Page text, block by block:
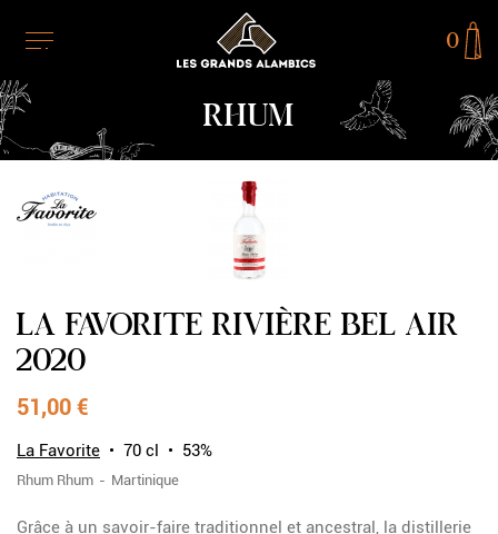
0
RHUM
RUPTURE DE STOCK
LA FAVORITE RIVIÈRE BEL AIR
2020
51,00 €
La Favorite 70 cl 53%
Rhum Rhum Martinique
Grâce à un savoir-faire traditionnel et ancestral, la distillerie